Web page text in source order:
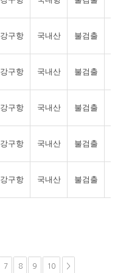
강구항 국내산 불검출
강구항 국내산 불검출
강구항 국내산 불검출
강구항 국내산 불검출
강구항 국내산 불검출
7 8 9 10 >